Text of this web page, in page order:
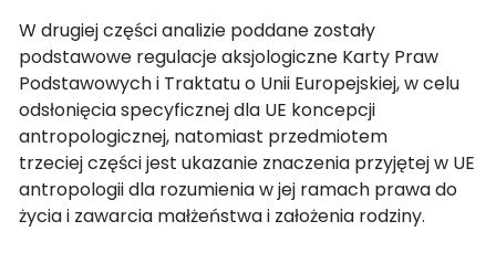
W drugiej części analizie poddane zostały
podstawowe regulacje aksjologiczne Karty Praw
Podstawowych i Traktatu o Unii Europejskiej, w celu
odsłonięcia specyficznej dla UE koncepcji
antropologicznej, natomiast przedmiotem
trzeciej części jest ukazanie znaczenia przyjętej w UE
antropologii dla rozumienia w jej ramach prawa do
życia i zawarcia małżeństwa i założenia rodziny.